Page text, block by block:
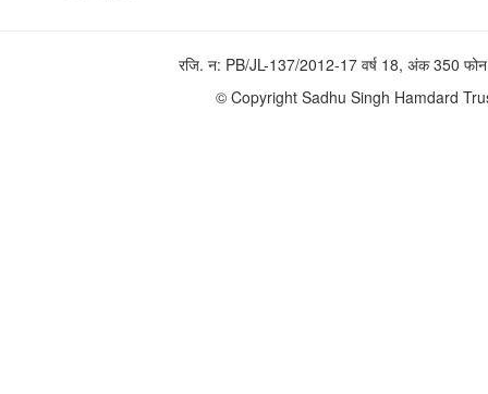
रजि. न: PB/JL-137/2012-17 वर्ष 18, अंक 350
© Copyright Sadhu Singh Hamdard